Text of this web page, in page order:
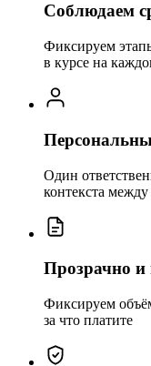
Соблюдаем
Фиксируем
в курсе на
Один
контекста
Прозрачно и
Фиксируем
за что платите